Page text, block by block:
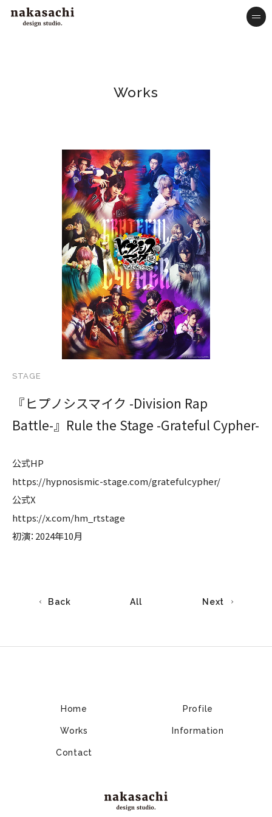
Works
STAGE
『ヒプノシスマイク -Division Rap
Battle-』Rule the Stage -Grateful Cypher-
公式HP
https://hypnosismic-stage.com/gratefulcypher/
公式X
https://x.com/hm_rtstage
初演：2024年10月
Back All Next
Home Profile
Works Information
Contact